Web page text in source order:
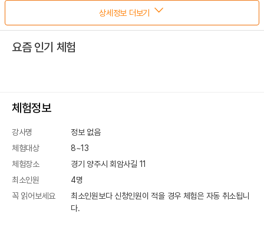
상세정보 더보기
요즘 인기 체험
체험정보
강사명
정보 없음
체험대상
8~13
체험장소
경기 양주시 회암사길 11
최소인원
4명
꼭 읽어보세요
최소인원보다 신청인원이 적을 경우 체험은 자동 취소됩니
다.